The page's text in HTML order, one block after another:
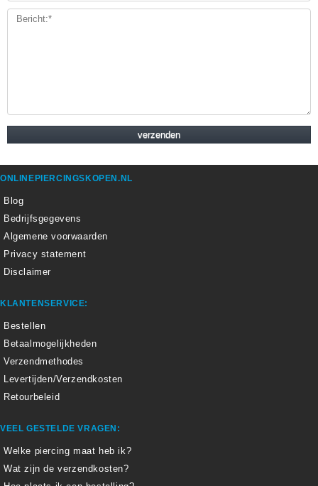
ONLINEPIERCINGSKOPEN.NL
Blog
Bedrijfsgegevens
Algemene voorwaarden
Privacy statement
Disclaimer
KLANTENSERVICE:
Bestellen
Betaalmogelijkheden
Verzendmethodes
Levertijden/Verzendkosten
Retourbeleid
VEEL GESTELDE VRAGEN:
Welke piercing maat heb ik?
Wat zijn de verzendkosten?